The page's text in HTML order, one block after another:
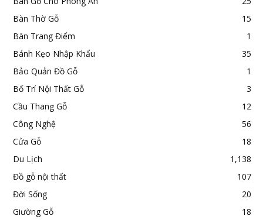
Bàn Thờ Gỗ
15
Bàn Trang Điểm
1
Bánh Kẹo Nhập Khẩu
35
Bảo Quản Đồ Gỗ
1
Bố Trí Nội Thất Gỗ
3
Cầu Thang Gỗ
12
Công Nghệ
56
Cửa Gỗ
18
Du Lịch
1,138
Đồ gỗ nội thất
107
Đời Sống
20
Giường Gỗ
18